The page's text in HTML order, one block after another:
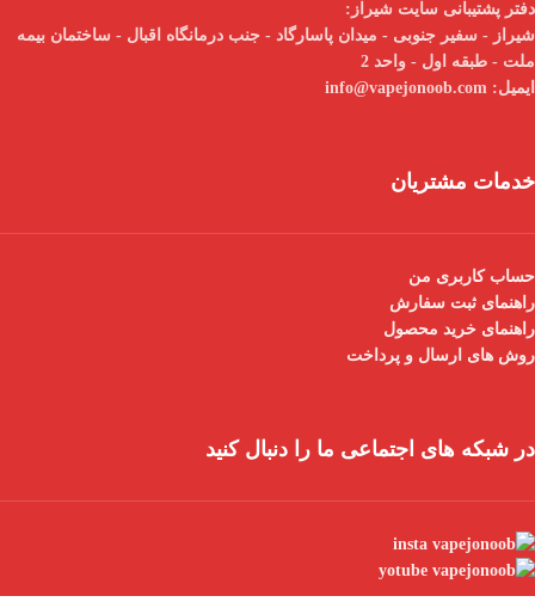
دفتر پشتیبانی سایت شیراز:
شیراز - سفیر جنوبی - میدان پاسارگاد - جنب درمانگاه اقبال - ساختمان بیمه
ملت - طبقه اول - واحد 2
ایمیل:
خدمات مشتریان
حساب کاربری من
راهنمای ثبت سفارش
راهنمای خرید محصول
روش های ارسال و پرداخت
در شبکه های اجتماعی ما را دنبال کنید